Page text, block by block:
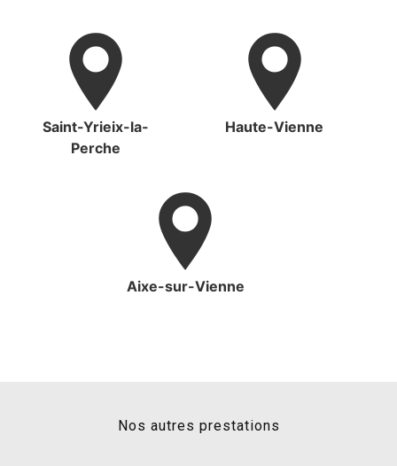
Saint-Yrieix-la-
Perche
Haute-Vienne
Aixe-sur-Vienne
Nos autres prestations